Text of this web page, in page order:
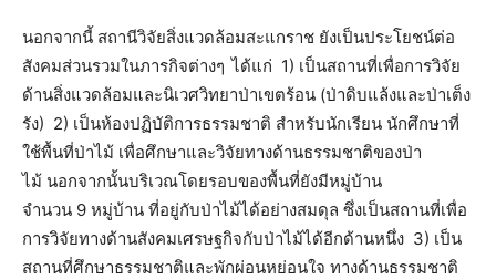
นอกจากนี้ สถานีวิจัยสิ่งแวดล้อมสะแกราช ยังเป็นประโยชน์ต่อ
สังคมส่วนรวมในภารกิจต่างๆ ได้แก่ 1) เป็นสถานที่เพื่อการวิจัย
ด้านสิ่งแวดล้อมและนิเวศวิทยาป่าเขตร้อน (ป่าดิบแล้งและป่าเต็ง
รัง) 2) เป็นห้องปฏิบัติการธรรมชาติ สำหรับนักเรียน นักศึกษาที่
ใช้พื้นที่ป่าไม้ เพื่อศึกษาและวิจัยทางด้านธรรมชาติของป่า
ไม้ นอกจากนั้นบริเวณโดยรอบของพื้นที่ยังมีหมู่บ้าน
จำนวน 9 หมู่บ้าน ที่อยู่กับป่าไม้ได้อย่างสมดุล ซึ่งเป็นสถานที่เพื่อ
การวิจัยทางด้านสังคมเศรษฐกิจกับป่าไม้ได้อีกด้านหนึ่ง 3) เป็น
สถานที่ศึกษาธรรมชาติและพักผ่อนหย่อนใจ ทางด้านธรรมชาติ